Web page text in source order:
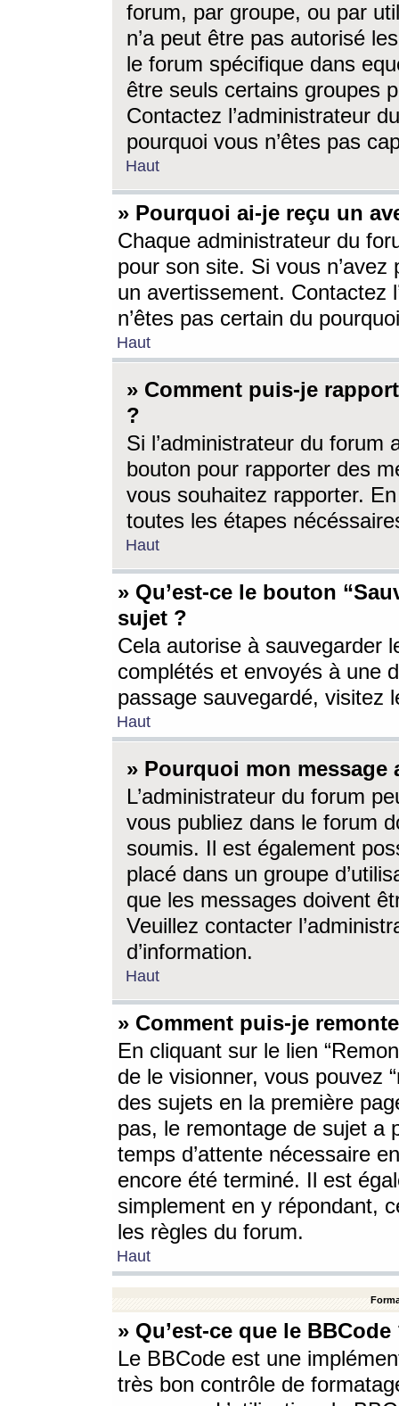
forum, par groupe, ou par
n’a peut être pas autorisé
le forum spécifique dans
être seuls certains groupes
Contactez l’administrateur
pourquoi vous n’êtes pas
Haut
» Pourquoi ai-je reçu un
Chaque administrateur du
pour son site. Si vous
un avertissement. Contactez
n’êtes pas certain du
Haut
» Comment puis-je
?
Si l’administrateur du forum
bouton pour rapporter des
vous souhaitez rapporter.
toutes les étapes
Haut
» Qu’est-ce le bouton
sujet ?
Cela autorise à sauvegarder
complétés et envoyés à une
passage sauvegardé, visitez
Haut
» Pourquoi mon message
L’administrateur du forum
vous publiez dans le forum
soumis. Il est également
placé dans un groupe
que les messages doivent
Veuillez contacter
d’information.
Haut
» Comment puis-je
En cliquant sur le lien
de le visionner, vous pouvez
des sujets en la première
pas, le remontage de sujet a
temps d’attente nécessaire
encore été terminé. Il est
simplement en y répondant,
les règles du forum.
Haut
» Qu’est-ce que le BBCode
Le BBCode est une
très bon contrôle de